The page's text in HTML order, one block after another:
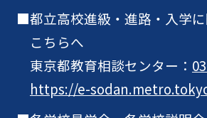
都立高校進級・進路・入学
こちらへ
東京都教育相談センター：
https://e-